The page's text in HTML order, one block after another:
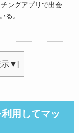
ングアプリで出会
る。
示▼]
用してマッ